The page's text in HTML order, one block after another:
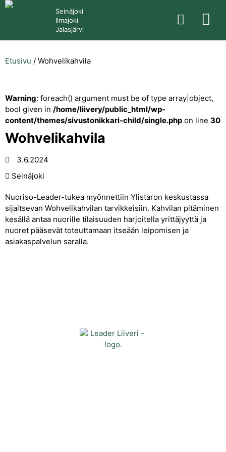
Seinäjoki
Ilmajoki
Jalasjärvi
Etusivu / Wohvelikahvila
Warning: foreach() argument must be of type array|object,
bool given in /home/liivery/public_html/wp-
content/themes/sivustonikkari-child/single.php on line 30
Wohvelikahvila
3.6.2024
Seinäjoki
Nuoriso-Leader-tukea myönnettiin Ylistaron keskustassa
sijaitsevan Wohvelikahvilan tarvikkeisiin. Kahvilan pitäminen
kesällä antaa nuorille tilaisuuden harjoitella yrittäjyyttä ja
nuoret pääsevät toteuttamaan itseään leipomisen ja
asiakaspalvelun saralla.